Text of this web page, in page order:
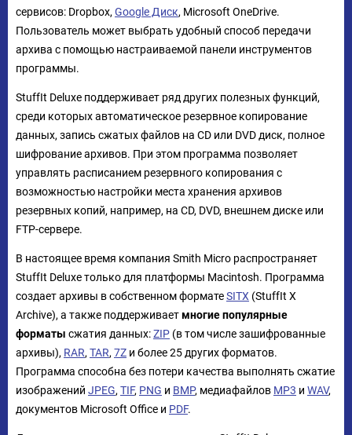
сервисов: Dropbox, Google Диск, Microsoft OneDrive.
Пользователь может выбрать удобный способ передачи
архива с помощью настраиваемой панели инструментов
программы.
StuffIt Deluxe поддерживает ряд других полезных функций,
среди которых автоматическое резервное копирование
данных, запись сжатых файлов на CD или DVD диск, полное
шифрование архивов. При этом программа позволяет
управлять расписанием резервного копирования с
возможностью настройки места хранения архивов
резервных копий, например, на CD, DVD, внешнем диске или
FTP-сервере.
В настоящее время компания Smith Micro распространяет
StuffIt Deluxe только для платформы Macintosh. Программа
создает архивы в собственном форматеSITX (StuffIt X
Archive), а также поддерживаетмногие популярные
форматы сжатия данных:ZIP (в том числе зашифрованные
архивы), RAR, TAR, 7Z и более 25 других форматов.
Программа способна без потери качества выполнять сжатие
изображений JPEG, TIF, PNG и BMP, медиафайлов MP3 и WAV,
документов Microsoft Office и PDF.